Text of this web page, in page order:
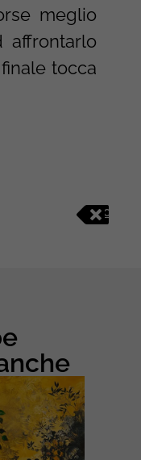
meglio
affrontarlo
tocca
C
O